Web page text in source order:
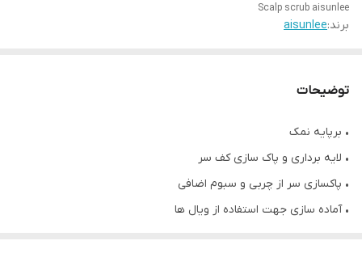
Scalp scrub aisunlee
برند:aisunlee
توضیحات
• برپایه نمک
• لایه برداری و پاک سازی کف سر
• پاکسازی سر از چربی و سبوم اضافی
• آماده سازی جهت استفاده از ویال ها